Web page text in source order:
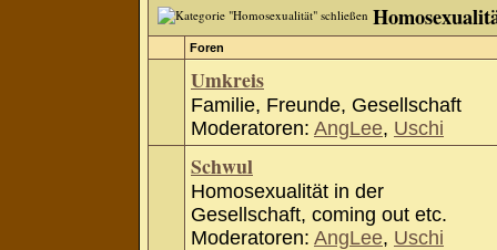
Foren
Umkreis
Familie, Freunde, Gesellschaft
Moderatoren: AngLee, Uschi
Schwul
Homosexualität in der
Gesellschaft, coming out etc.
Moderatoren: AngLee, Uschi